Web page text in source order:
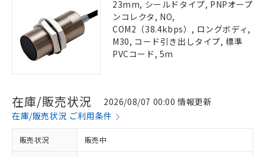
23mm, シールドタイプ, PNPオープ
ンコレクタ, NO,
COM2（38.4kbps）, ロングボディ,
M30, コード引き出しタイプ, 標準
PVCコード, 5m
在庫/販売状況
2026/08/07 00:00 情報更新
在庫/販売状況 ご利用条件
販売状況 販売中